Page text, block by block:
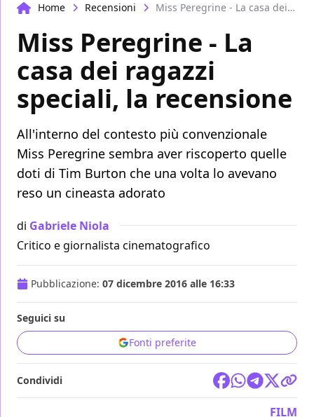
Home Recensioni Miss Peregrine - La casa dei ragazzi speciali, la recensione
Miss Peregrine - La
casa dei ragazzi
speciali, la recensione
All'interno del contesto più convenzionale
Miss Peregrine sembra aver riscoperto quelle
doti di Tim Burton che una volta lo avevano
reso un cineasta adorato
di Gabriele Niola
Critico e giornalista cinematografico
Pubblicazione: 07 dicembre 2016 alle 16:33
Seguici su
Fonti preferite
Condividi
FILM